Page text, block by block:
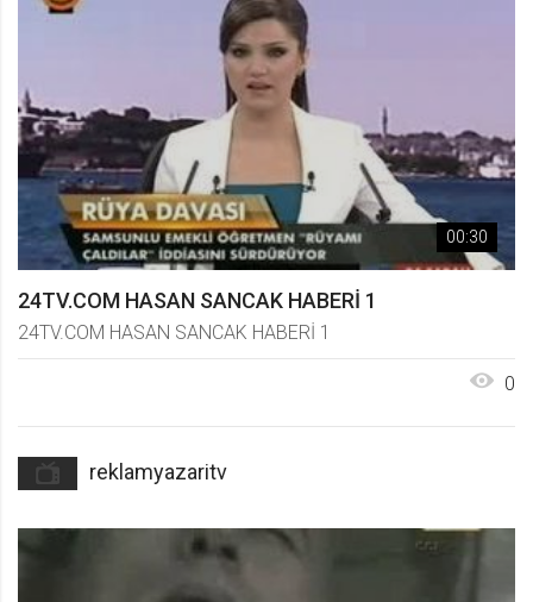
00:30
24TV.COM HASAN SANCAK HABERİ 1
24TV.COM HASAN SANCAK HABERİ 1
0
reklamyazaritv